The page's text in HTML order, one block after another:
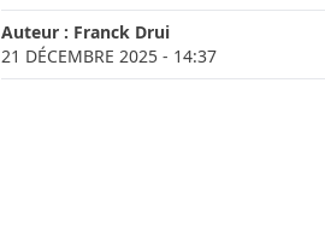
Auteur : Franck Drui
21 DÉCEMBRE 2025 - 14:37